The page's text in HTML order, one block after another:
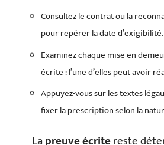
Consultez le contrat ou la
pour repérer la date d’exigibilité.
Examinez chaque mise en
écrite : l’une d’elles peut avoir
Appuyez-vous sur les textes
fixer la prescription selon la
Lapreuve écritereste